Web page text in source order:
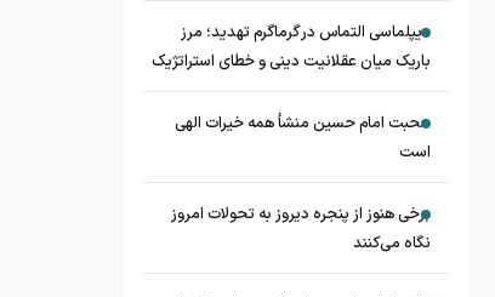
دیپلماسی التماس در گرماگرم تهدید؛ مرز
باریک میان عقلانیت دینی و خطای استراتژیک
محبت امام حسین منشأ همه خیرات الهی
است
برخی هنوز از پنجره دیروز به تحولات امروز
نگاه می‌کنند